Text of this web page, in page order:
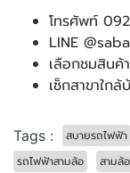
โทรศัพท์
LINE
เลือกชมสินค้
เช็กสาขาใกล้
Tags : สบายรถไฟฟ้า
รถไฟฟ้าสามล้อ
สามล้